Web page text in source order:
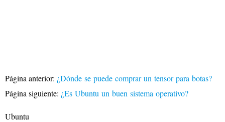
Página anterior: ¿Dónde se puede comprar un tensor para botas?
Página siguiente: ¿Es Ubuntu un buen sistema operativo?
Ubuntu